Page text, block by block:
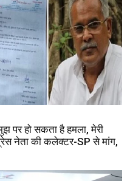
पर हो सकता है हमला, मेरी
नेता की कलेक्टर-SP से मांग,